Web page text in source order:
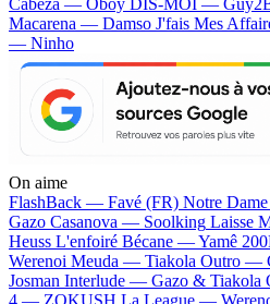
Macarena — Damso J'fais Mes
— Ninho
On aime
FlashBack — Favé (FR) Notre
Gazo Casanova — Soolking Laisse
Heuss L'enfoiré Bécane —Yamê
Werenoi Meuda — Tiakola Outro —
Josman Interlude — Gazo & Tiakola
4 — ZOKUSH La League —